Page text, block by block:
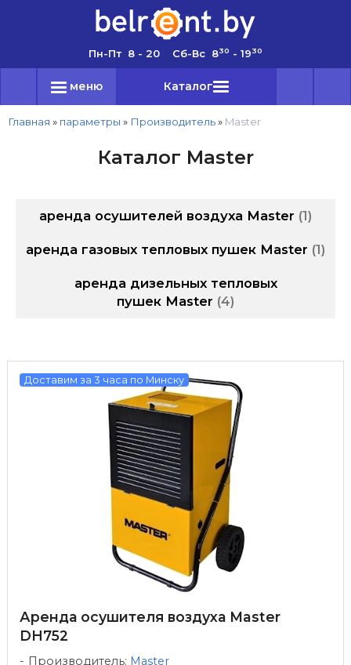
Пн-Пт 8 - 20 Сб-Вс 830 - 1930
меню Каталог
Главная » параметры » Производитель» Master
Каталог Master
аренда осушителей воздуха Master 1
аренда газовых тепловых пушек Master 1
аренда дизельных тепловых
пушек Master 4
Доставим за 3 часа по Минску
Аренда осушителя воздуха Master
DH752
Производитель: Master